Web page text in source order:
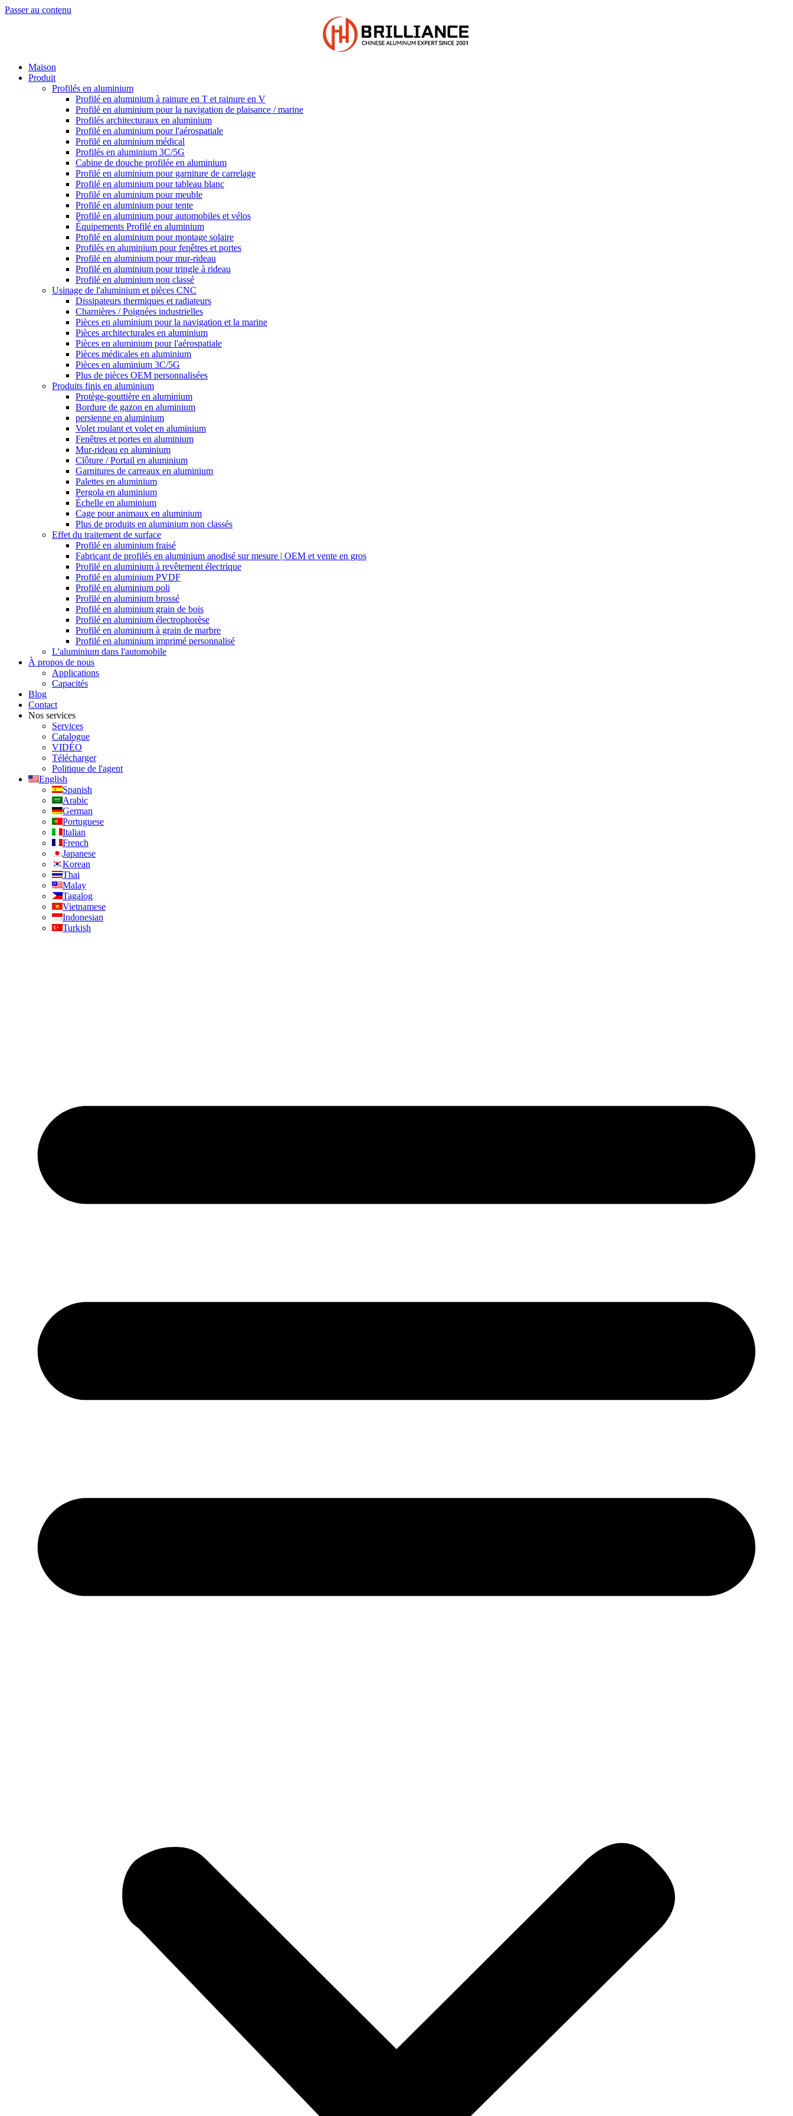
Passer au contenu
Maison
Produit
Profilés en aluminium
Profilé en aluminium à rainure en T et rainure en V
Profilé en aluminium pour la navigation de plaisance / marine
Profilés architecturaux en aluminium
Profilé en aluminium pour l'aérospatiale
Profilé en aluminium médical
Profilés en aluminium 3C/5G
Cabine de douche profilée en aluminium
Profilé en aluminium pour garniture de carrelage
Profilé en aluminium pour tableau blanc
Profilé en aluminium pour meuble
Profilé en aluminium pour tente
Profilé en aluminium pour automobiles et vélos
Équipements Profilé en aluminium
Profilé en aluminium pour montage solaire
Profilés en aluminium pour fenêtres et portes
Profilé en aluminium pour mur-rideau
Profilé en aluminium pour tringle à rideau
Profilé en aluminium non classé
Usinage de l'aluminium et pièces CNC
Dissipateurs thermiques et radiateurs
Charnières / Poignées industrielles
Pièces en aluminium pour la navigation et la marine
Pièces architecturales en aluminium
Pièces en aluminium pour l'aérospatiale
Pièces médicales en aluminium
Pièces en aluminium 3C/5G
Plus de pièces OEM personnalisées
Produits finis en aluminium
Protège-gouttière en aluminium
Bordure de gazon en aluminium
persienne en aluminium
Volet roulant et volet en aluminium
Fenêtres et portes en aluminium
Mur-rideau en aluminium
Clôture / Portail en aluminium
Garnitures de carreaux en aluminium
Palettes en aluminium
Pergola en aluminium
Échelle en aluminium
Cage pour animaux en aluminium
Plus de produits en aluminium non classés
Effet du traitement de surface
Profilé en aluminium fraisé
Fabricant de profilés en aluminium anodisé sur mesure | OEM et vente en gros
Profilé en aluminium à revêtement électrique
Profilé en aluminium PVDF
Profilé en aluminium poli
Profilé en aluminium brossé
Profilé en aluminium grain de bois
Profilé en aluminium électrophorèse
Profilé en aluminium à grain de marbre
Profilé en aluminium imprimé personnalisé
L'aluminium dans l'automobile
À propos de nous
Applications
Capacités
Blog
Contact
Nos services
Services
Catalogue
VIDÉO
Télécharger
Politique de l'agent
English
Spanish
Arabic
German
Portuguese
Italian
French
Japanese
Korean
Thai
Malay
Tagalog
Vietnamese
Indonesian
Turkish